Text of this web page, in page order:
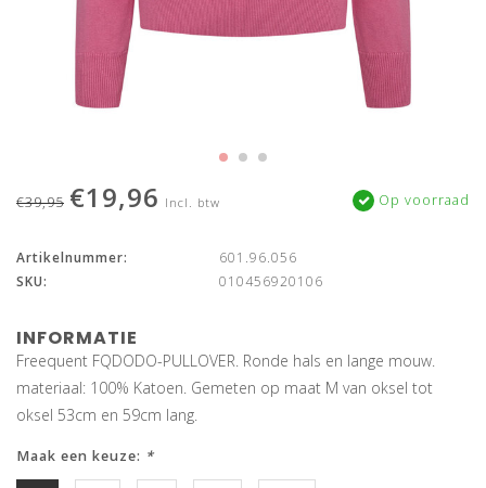
€39,95 €19,96 Incl. btw Op voorraad
Artikelnummer:
601.96.056
SKU:
010456920106
INFORMATIE
Freequent FQDODO-PULLOVER. Ronde hals en lange mouw.
materiaal: 100% Katoen. Gemeten op maat M van oksel tot
oksel 53cm en 59cm lang.
Maak een keuze: *